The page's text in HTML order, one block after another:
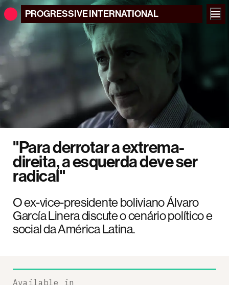
PROGRESSIVEINTERNATIONAL
"Para derrotar a extrema-
direita, a esquerda deve ser
radical"
O ex-vice-presidente boliviano Álvaro
García Linera discute o cenário político e
social da América Latina.
Available in